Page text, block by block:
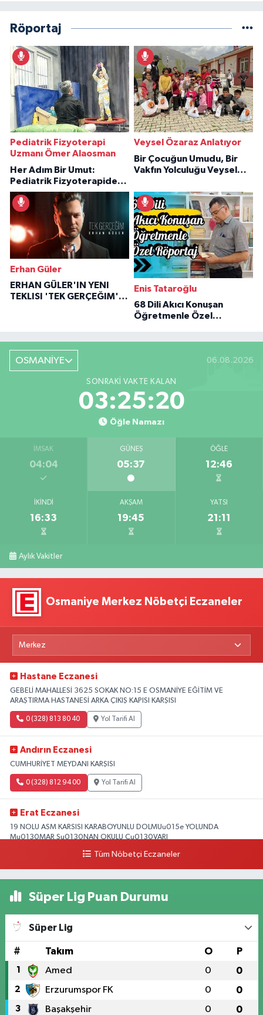
Röportaj
Pediatrik Fizyoterapi
Uzmanı Ömer Alaosman
Her Adım Bir Umut:
Pediatrik Fizyoterapiden
İlham Veren Hikâyeler
Veysel Özaraz Anlatıyor
Bir Çocuğun Umudu, Bir
Vakfın Yolculuğu Veysel
Erhan Güler
ERHAN GÜLER'IN YENI
TEKLISI 'TEK GERÇEĞIM'LE
Enis Tataroğlu
68 Dili Akıcı Konuşan
Öğretmenle Özel
OSMANİYE 06.08.2026
SONRAKI VAKTE KALAN
03:25:19
Öğle Namazı
İMSAK
04:04
GÜNEŞ
05:37
ÖĞLE
12:46
İKINDI
16:33
AKŞAM
19:45
YATSI
21:11
Aylık Vakitler
Osmaniye Merkez Nöbetçi Eczaneler
Hastane Eczanesi
GEBELİ MAHALLESİ 3625 SOKAK NO:15 E OSMANİYE EĞİTİM VE
ARAŞTIRMA HASTANESİ ARKA ÇIKIŞ KAPISI KARŞISI
0 (328) 813 80 40 Yol Tarifi Al
Andırın Eczanesi
CUMHURİYET MEYDANI KARŞISI
0 (328) 812 94 00 Yol Tarifi Al
Erat Eczanesi
19 NOLU ASM KARSISI KARABOYUNLU DOLMUu015e YOLUNDA
Mu0130MAR Su0130NAN OKULU Cu0130VARI
Yol Tarifi Al
Tüm Nöbetçi Eczaneler
Süper Lig Puan Durumu
Süper Lig
# Takım O P
1 Amed 0 0
2 Erzurumspor FK 0 0
3 Başakşehir 0 0